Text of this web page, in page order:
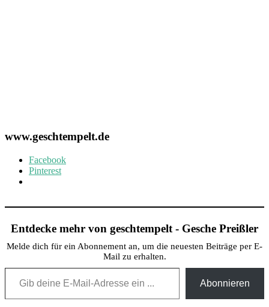
www.geschtempelt.de
Facebook
Pinterest
Entdecke mehr von geschtempelt - Gesche Preißler
Melde dich für ein Abonnement an, um die neuesten Beiträge per E-
Mail zu erhalten.
Gib deine E-Mail-Adresse ein ...
Abonnieren